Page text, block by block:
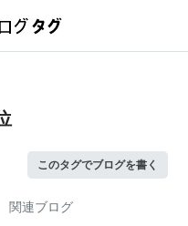
このタグでブログを書く
関連ブログ